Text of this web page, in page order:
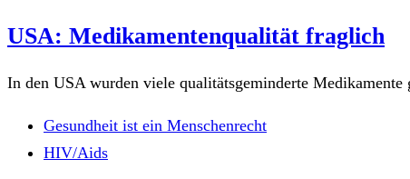
USA: Medikamentenqualität fraglich
In den USA wurden viele qualitätsgeminderte
Gesundheit ist ein Menschenrecht
HIV/Aids